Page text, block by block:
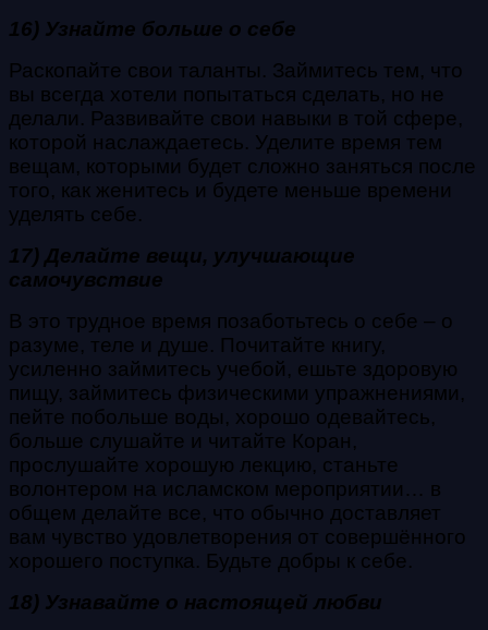
16) Узнайте больше о себе
Раскопайте свои таланты. Займитесь тем, что
вы всегда хотели попытаться сделать, но не
делали. Развивайте свои навыки в той сфере,
которой наслаждаетесь. Уделите время тем
вещам, которыми будет сложно заняться после
того, как женитесь и будете меньше времени
уделять себе.
17) Делайте вещи, улучшающие
самочувствие
В это трудное время позаботьтесь о себе – о
разуме, теле и душе. Почитайте книгу,
усиленно займитесь учебой, ешьте здоровую
пищу, займитесь физическими упражнениями,
пейте побольше воды, хорошо одевайтесь,
больше слушайте и читайте Коран,
прослушайте хорошую лекцию, станьте
волонтером на исламском мероприятии… в
общем делайте все, что обычно доставляет
вам чувство удовлетворения от совершённого
хорошего поступка. Будьте добры к себе.
18) Узнавайте о настоящей любви